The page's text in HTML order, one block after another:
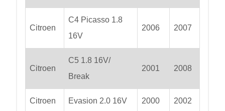
Citroen
C4 Picasso 1.8
16V
2006 2007
Citroen
C5 1.8 16V/
Break
2001 2008
Citroen Evasion 2.0 16V 2000 2002